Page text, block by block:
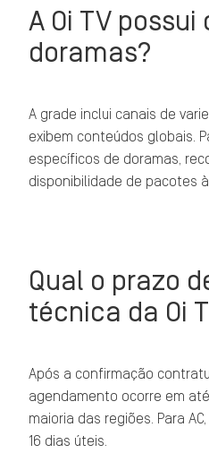
A Oi TV
doramas?
A grade inclui canais de
exibem conteúdos globais.
específicos de doramas,
disponibilidade de pacotes
Qual o prazo
técnica da Oi
Após a confirmação
agendamento ocorre em
maioria das regiões. Para
16 dias úteis.